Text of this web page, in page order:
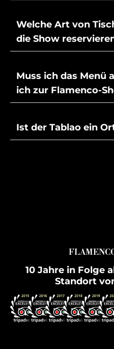
Welche Art von
die Show
Muss ich das Menü
ich zur Flamenco-
Ist der Tablao ein
10 Jahre in Folge
Standort